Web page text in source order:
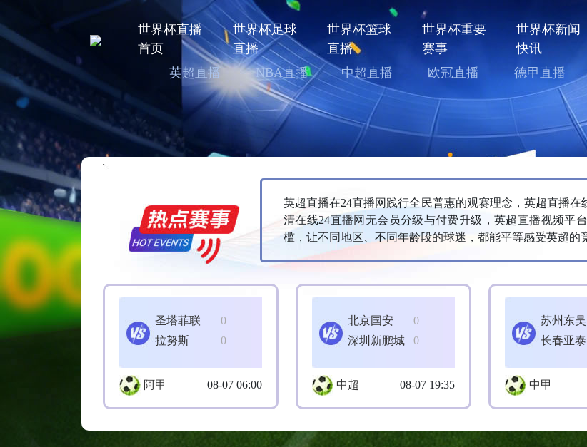
世界杯直播
首页
世界杯足球
直播
世界杯篮球
直播
世界杯重要
赛事
世界杯新闻
快讯
英超直播
NBA直播 中超直播 欧冠直播 德甲直播
英超直播在24直播网践行全民普惠的观赛理念，英超直播
清在线24直播网无会员分级与付费升级，英超直播视频平
槛，让不同地区、不同年龄段的球迷，都能平等感受英超的
0
圣塔菲联
0
拉努斯
阿甲 08-07 06:00
0
北京国安
0
深圳新鹏城
中超 08-07 19:35
苏州东吴
长春亚泰
中甲